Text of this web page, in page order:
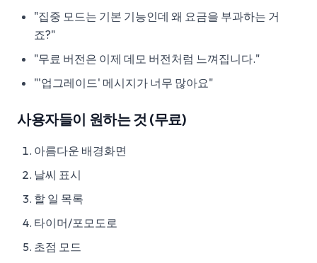
"집중 모드는 기본 기능인데 왜 요금을 부과하는 거
죠?"
"무료 버전은 이제 데모 버전처럼 느껴집니다."
"'업그레이드' 메시지가 너무 많아요"
사용자들이 원하는 것 (무료)
아름다운 배경화면
날씨 표시
할 일 목록
타이머/포모도로
초점 모드